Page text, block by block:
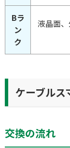
Bラ
ン
ク
液晶面
ケーブル
交換の流れ